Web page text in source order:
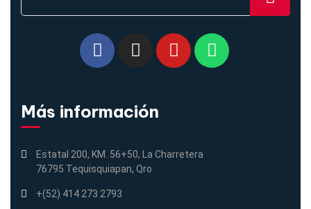
Más información
Estatal 200, KM. 56+50, La Charretera
76795 Tequisquiapan, Qro
+(52) 414 273 2793